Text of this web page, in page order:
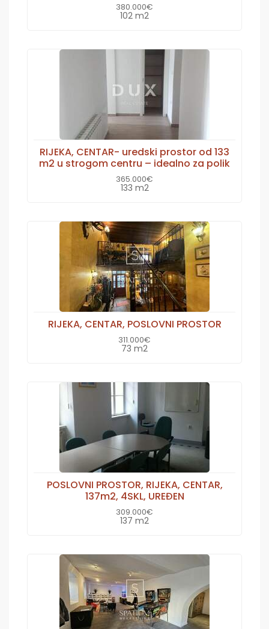
380.000€
102 m2
RIJEKA, CENTAR- uredski prostor od 133
m2 u strogom centru – idealno za polik
365.000€
133 m2
RIJEKA, CENTAR, POSLOVNI PROSTOR
311.000€
73 m2
POSLOVNI PROSTOR, RIJEKA, CENTAR,
137m2, 4SKL, UREĐEN
309.000€
137 m2